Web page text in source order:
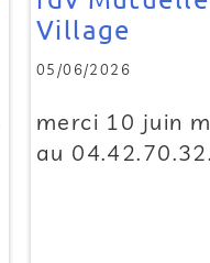
Village
05/06/2026
merci 10 juin
au